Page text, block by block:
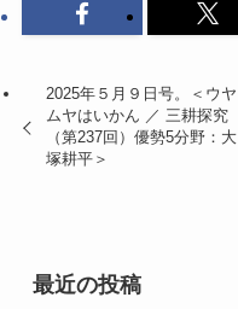
2025年５月９日号。＜ウヤ
ムヤはいかん ／ 三耕探究
（第237回）優勢5分野：大
塚耕平＞
最近の投稿